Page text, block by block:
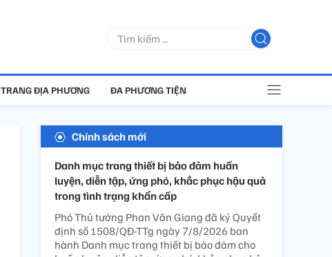
TRANG ĐỊA PHƯƠNG ĐA PHƯƠNG TIỆN
Chính sách mới
Danh mục trang thiết bị bảo đảm huấn
luyện, diễn tập, ứng phó, khắc phục hậu quả
trong tình trạng khẩn cấp
Phó Thủ tướng Phan Văn Giang đã ký Quyết
định số 1508/QĐ-TTg ngày 7/8/2026 ban
hành Danh mục trang thiết bị bảo đảm cho